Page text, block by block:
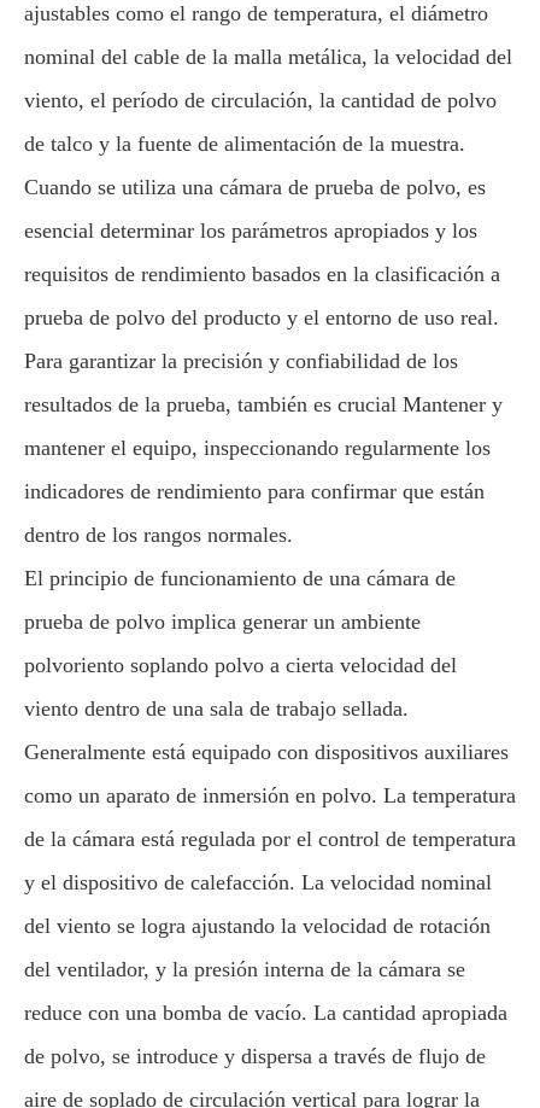
ajustables como el rango de temperatura, el diámetro
nominal del cable de la malla metálica, la velocidad del
viento, el período de circulación, la cantidad de polvo
de talco y la fuente de alimentación de la muestra.
Cuando se utiliza una cámara de prueba de polvo, es
esencial determinar los parámetros apropiados y los
requisitos de rendimiento basados en la clasificación a
prueba de polvo del producto y el entorno de uso real.
Para garantizar la precisión y confiabilidad de los
resultados de la prueba, también es crucial Mantener y
mantener el equipo, inspeccionando regularmente los
indicadores de rendimiento para confirmar que están
dentro de los rangos normales.
El principio de funcionamiento de una cámara de
prueba de polvo implica generar un ambiente
polvoriento soplando polvo a cierta velocidad del
viento dentro de una sala de trabajo sellada.
Generalmente está equipado con dispositivos auxiliares
como un aparato de inmersión en polvo. La temperatura
de la cámara está regulada por el control de temperatura
y el dispositivo de calefacción. La velocidad nominal
del viento se logra ajustando la velocidad de rotación
del ventilador, y la presión interna de la cámara se
reduce con una bomba de vacío. La cantidad apropiada
de polvo, se introduce y dispersa a través de flujo de
aire de soplado de circulación vertical para lograr la